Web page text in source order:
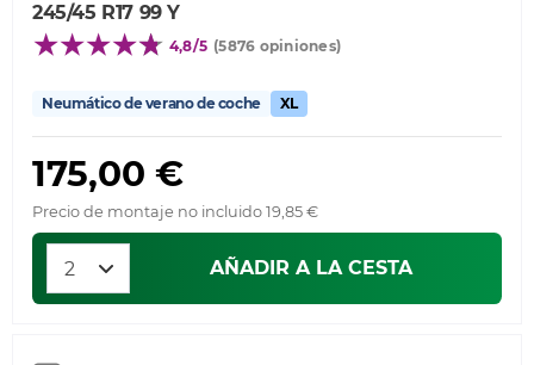
245/45 R17 99 Y
4,8/5 (5876 opiniones)
Neumático de verano de coche XL
175,00 €
Precio de montaje no incluido 19,85 €
AÑADIR A LA CESTA